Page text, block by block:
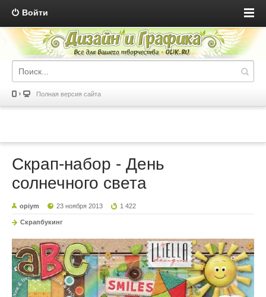
Войти
Полная версия сайта
Скрап-набор - День
солнечного света
opiym 23 ноября 2013 1 422
Скрапбукинг